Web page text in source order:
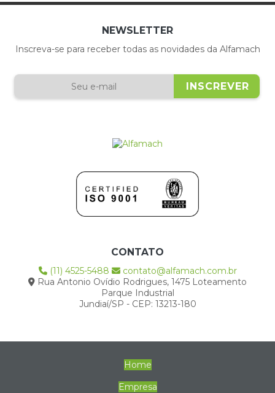
NEWSLETTER
Inscreva-se para receber todas as novidades da Alfamach
CONTATO
(11) 4525-5488
contato@alfamach.com.br
Rua Antonio Ovídio Rodrigues, 1475 Loteamento
Parque Industrial
Jundiaí/SP - CEP: 13213-180
Home
Empresa